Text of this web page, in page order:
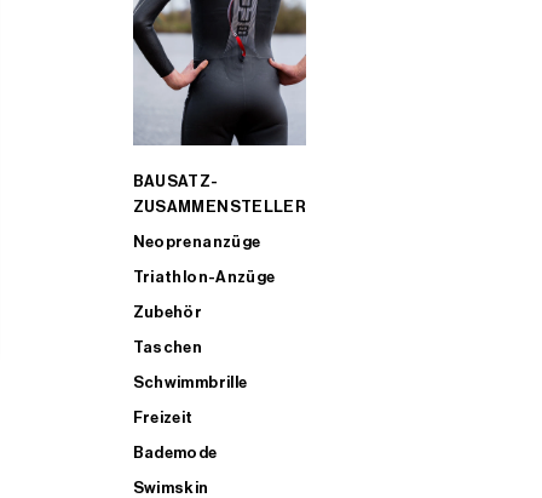
BAUSATZ-
ZUSAMMENSTELLER
Neoprenanzüge
Triathlon-Anzüge
Zubehör
Taschen
Schwimmbrille
Freizeit
Bademode
Swimskin